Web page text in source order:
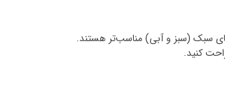
سبک (سبز و آبی) مناسب‌تر هستند.